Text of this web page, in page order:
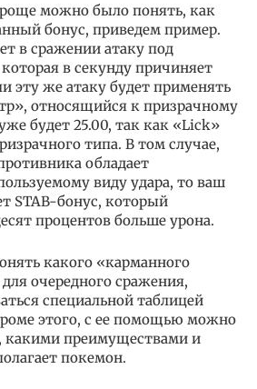
можно было понять, как
бонус, приведем пример.
в сражении атаку под
в секунду причиняет
эту же атаку будет применять
относящийся к призрачному
будет 25.00, так как «Lick»
типа. В том случае,
обладает
виду удара, то ваш
STAB-бонус, который
процентов больше урона.
какого «карманного
очередного сражения,
специальной таблицей
этого, с ее помощью можно
какими преимуществами и
покемон.